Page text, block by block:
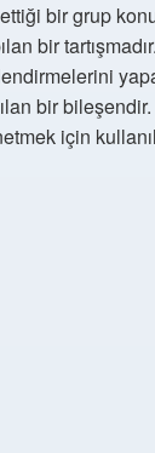
bir grup
bir
bir bileşendir.
için